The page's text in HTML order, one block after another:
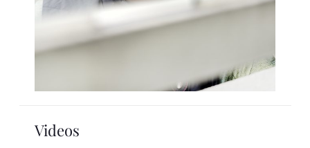
Videos